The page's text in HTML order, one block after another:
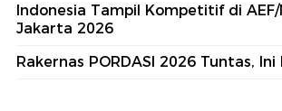
Indonesia Tampil Kompetitif di AEF/
Jakarta 2026
Rakernas PORDASI 2026 Tuntas, Ini